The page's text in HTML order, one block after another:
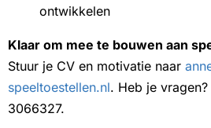
ontwikkelen
Klaar om mee te bouwen aan
Stuur je CV en motivatie naar
speeltoestellen.nl. Heb je
3066327.